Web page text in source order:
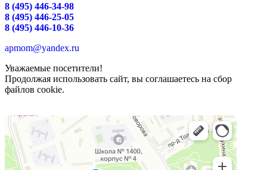
8 (495) 446-34-98
8 (495) 446-25-05
8 (495) 446-10-36
apmom@yandex.ru
Уважаемые посетители!
Продолжая использовать сайт, вы соглашаетесь на сбор
файлов cookie.